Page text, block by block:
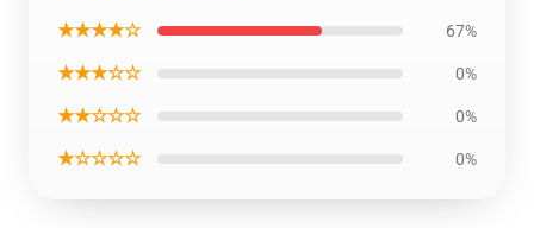
★★★★☆ 67%
★★★☆☆ 0%
★★☆☆☆ 0%
★☆☆☆☆ 0%